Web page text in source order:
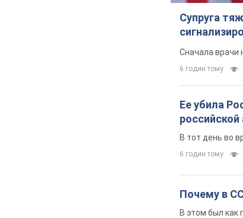
Супруга
Сначала врачи
6 годин тому
Ее убила
В тот день во
6 годин тому
Почему в
В этом был как